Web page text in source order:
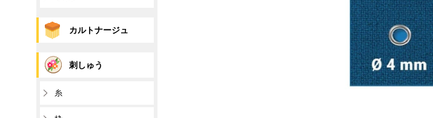
カルトナージュ
刺しゅう
糸